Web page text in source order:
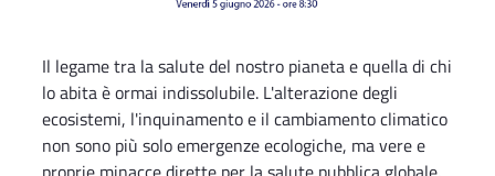
Il legame tra la salute del nostro pianeta e quella di chi
lo abita è ormai indissolubile. L'alterazione degli
ecosistemi, l'inquinamento e il cambiamento climatico
non sono più solo emergenze ecologiche, ma vere e